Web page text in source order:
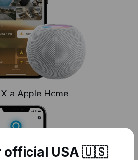
a Apple Home
official USA 🇺🇸